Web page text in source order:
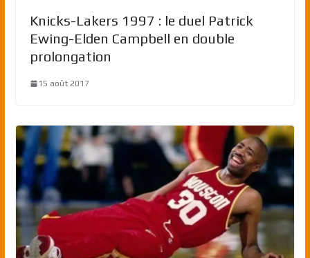
Knicks-Lakers 1997 : le duel Patrick
Ewing-Elden Campbell en double
prolongation
15 août 2017